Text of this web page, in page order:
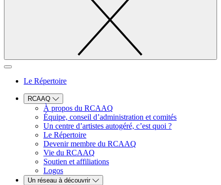
Le Répertoire
RCAAQ
À propos du RCAAQ
Équipe, conseil d’administration et comités
Un centre d’artistes autogéré, c’est quoi ?
Le Répertoire
Devenir membre du RCAAQ
Vie du RCAAQ
Soutien et affiliations
Logos
Un réseau à découvrir